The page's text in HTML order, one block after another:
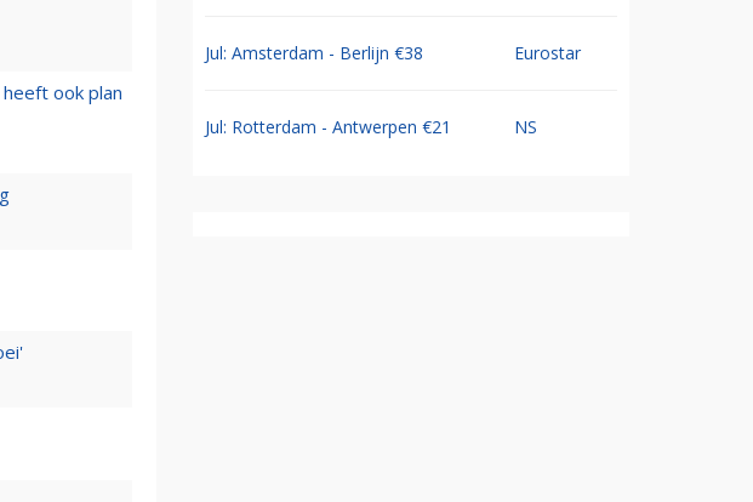
ook plan
Jul: Amsterdam - Berlijn €38 Eurostar
Jul: Rotterdam - Antwerpen €21 NS